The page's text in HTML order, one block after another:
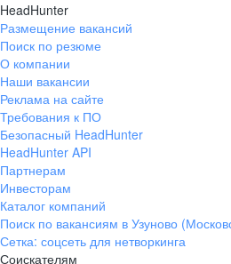
HeadHunter
Размещение вакансий
Поиск по резюме
О компании
Наши вакансии
Реклама на сайте
Требования к ПО
Безопасный HeadHunter
HeadHunter API
Партнерам
Инвесторам
Каталог компаний
Поиск по вакансиям в Узуново
Сетка: соцсеть для нетворкинга
Соискателям